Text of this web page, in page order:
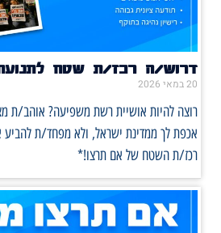
דרוש/ה רכז/ת שטח
20 במאי 2026
רוצה להיות אושיית רשת משפיעה? אוהב/ת
אכפת לך ממדינת ישראל, ולא מפחד/ת להביע
רכז/ת השטח של אם תרצו!*